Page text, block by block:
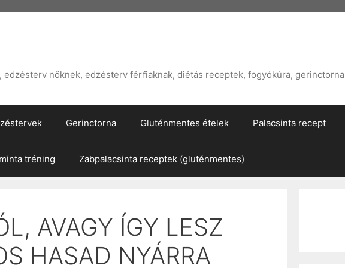
edzésterv nőknek, edzésterv férfiaknak, diétás receptek, fogyókúra, gerinctorna
Gerinctorna Gluténmentes ételek Palacsinta recept
tréning Zabpalacsinta receptek (gluténmentes)
AVAGY ÍGY LESZ
HASAD NYÁRRA